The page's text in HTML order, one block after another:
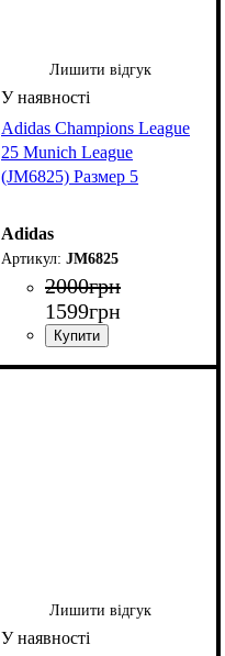
Лишити відгук
Adidas Champions League
25 Munich League
(JM6825) Размер 5
Adidas
JM6825
2000грн
1599грн
Лишити відгук